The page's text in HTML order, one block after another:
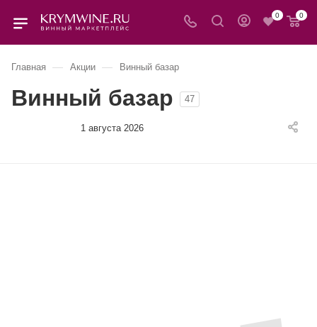
0 0
Главная — Акции — Винный базар
Винный базар 47
1 августа 2026